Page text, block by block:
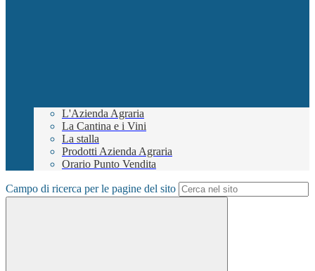
L'Azienda Agraria
La Cantina e i Vini
La stalla
Prodotti Azienda Agraria
Orario Punto Vendita
Campo di ricerca per le pagine del sito